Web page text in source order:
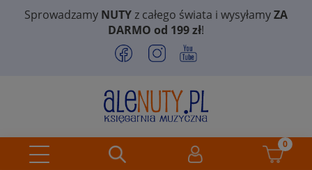
Sprowadzamy NUTYz całego świata i wysyłamyZA
DARMO od 199 zł!